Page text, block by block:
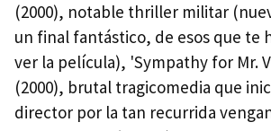
(2000), notable thriller militar
un final fantástico, de esos que te
ver la película), 'Sympathy for Mr.
(2000), brutal tragicomedia que
director por la tan recurrida